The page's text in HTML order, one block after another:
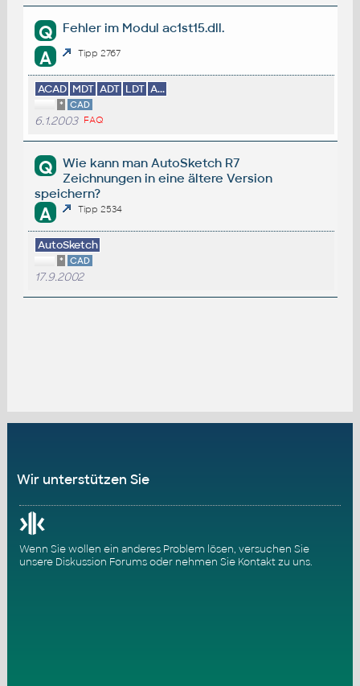
Q Fehler im Modul ac1st15.dll.
A Tipp 2767
ACAD MDT ADT LDT A...
* CAD
6.1.2003 FAQ
Q
Wie kann man AutoSketch R7
Zeichnungen in eine ältere Version
speichern?
A Tipp 2534
AutoSketch
* CAD
17.9.2002
Wir unterstützen Sie
Wenn Sie wollen ein anderes Problem lösen, versuchen Sie
unsere Diskussion Forumsoder nehmen Sie Kontakt zu uns.